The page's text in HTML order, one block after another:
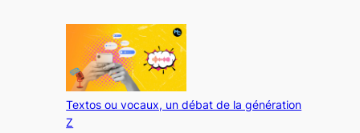
Textos ou vocaux, un débat de la génération
Z